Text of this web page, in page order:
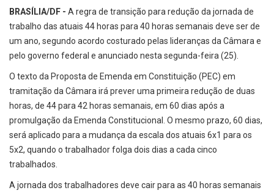
BRASÍLIA/DF - A regra de transição para redução da jornada de
trabalho das atuais 44 horas para 40 horas semanais deve ser de
um ano, segundo acordo costurado pelas lideranças da Câmara e
pelo governo federal e anunciado nesta segunda-feira (25).
O texto da Proposta de Emenda em Constituição (PEC) em
tramitação da Câmara irá prever uma primeira redução de duas
horas, de 44 para 42 horas semanais, em 60 dias após a
promulgação da Emenda Constitucional. O mesmo prazo, 60 dias,
será aplicado para a mudança da escala dos atuais 6x1 para os
5x2, quando o trabalhador folga dois dias a cada cinco
trabalhados.
A jornada dos trabalhadores deve cair para as 40 horas semanais